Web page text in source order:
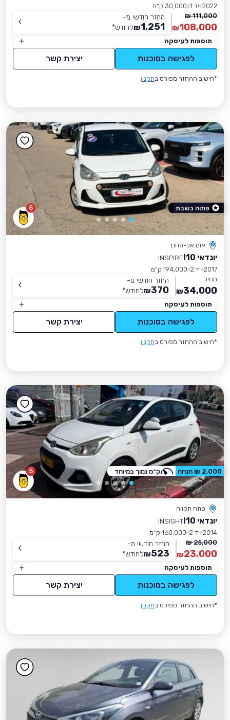
2022 יד 1
30,000 ק״מ
111,000 ₪
108,000
₪
החזר חודשי מ-
1,251
₪לחודש*
תוספות לעיסקה
לפגישה בסוכנות יצירת קשר
*חישוב ההחזר מפורט בתקנון
5
אום אל-פחם
יונדאי I10
INSPIRE
2017 יד 2
194,000 ק״מ
מחיר
34,000
₪
החזר חודשי מ-
370
₪לחודש*
תוספות לעיסקה
לפגישה בסוכנות יצירת קשר
*חישוב ההחזר מפורט בתקנון
פתוח בשבת
5
פתח תקווה
יונדאי I10
INSIGHT
2014 יד 2
160,000 ק״מ
25,000 ₪
23,000
₪
החזר חודשי מ-
523
₪לחודש*
תוספות לעיסקה
לפגישה בסוכנות יצירת קשר
*חישוב ההחזר מפורט בתקנון
2,000 ₪ הנחה ק״מ נמוך במיוחד